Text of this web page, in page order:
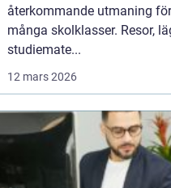
återkommande utmaning för
många skolklasser. Resor,
studiemate...
12 mars 2026